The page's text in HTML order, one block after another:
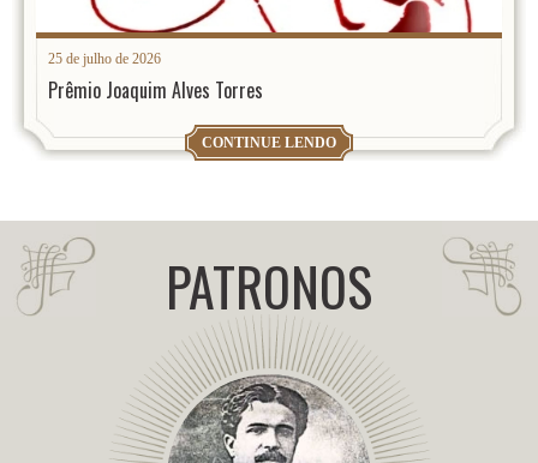
25 de julho de 2026
Prêmio Joaquim Alves Torres
CONTINUE LENDO
PATRONOS